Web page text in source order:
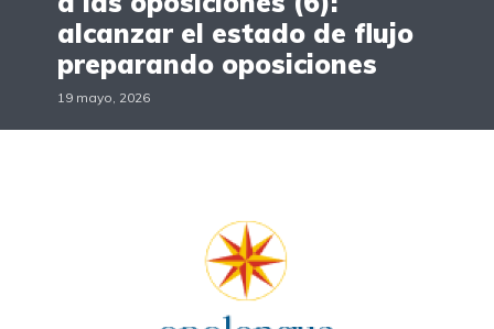
alcanzar el estado de flujo
preparando oposiciones
19 mayo, 2026